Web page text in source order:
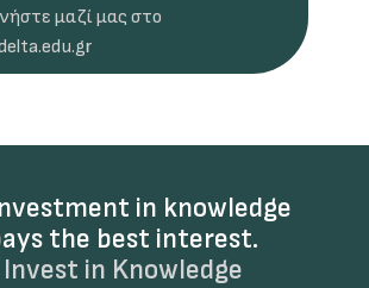
μαζί μας στο
in knowledge
the best interest.
Invest in Knowledge